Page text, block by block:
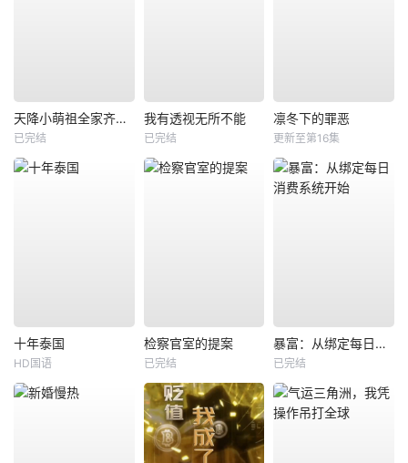
天降小萌祖全家齐齐宠
已完结
我有透视无所不能
已完结
凛冬下的罪恶
更新至第16集
十年泰国
HD国语
检察官室的提案
已完结
暴富：从绑定每日消费系统开始
已完结